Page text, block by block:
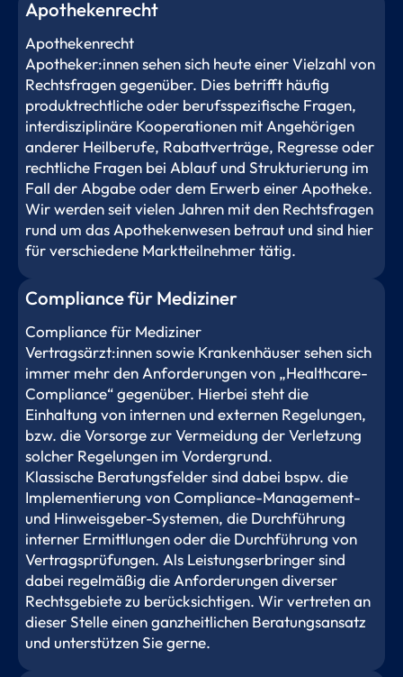
Apothekenrecht
Apothekenrecht
Apotheker:innen sehen sich heute einer Vielzahl von
Rechtsfragen gegenüber. Dies betrifft häufig
produktrechtliche oder berufsspezifische Fragen,
interdisziplinäre Kooperationen mit Angehörigen
anderer Heilberufe, Rabattverträge, Regresse oder
rechtliche Fragen bei Ablauf und Strukturierung im
Fall der Abgabe oder dem Erwerb einer Apotheke.
Wir werden seit vielen Jahren mit den Rechtsfragen
rund um das Apothekenwesen betraut und sind hier
für verschiedene Marktteilnehmer tätig.
Compliance für Mediziner
Compliance für Mediziner
Vertragsärzt:innen sowie Krankenhäuser sehen sich
immer mehr den Anforderungen von „Healthcare-
Compliance“ gegenüber. Hierbei steht die
Einhaltung von internen und externen Regelungen,
bzw. die Vorsorge zur Vermeidung der Verletzung
solcher Regelungen im Vordergrund.
Klassische Beratungsfelder sind dabei bspw. die
Implementierung von Compliance-Management-
und Hinweisgeber-Systemen, die Durchführung
interner Ermittlungen oder die Durchführung von
Vertragsprüfungen. Als Leistungserbringer sind
dabei regelmäßig die Anforderungen diverser
Rechtsgebiete zu berücksichtigen. Wir vertreten an
dieser Stelle einen ganzheitlichen Beratungsansatz
und unterstützen Sie gerne.